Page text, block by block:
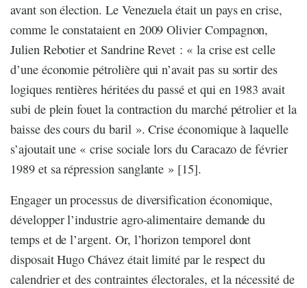
avant son élection. Le Venezuela était un pays en crise,
comme le constataient en 2009 Olivier Compagnon,
Julien Rebotier et Sandrine Revet : « la crise est celle
d’une économie pétrolière qui n’avait pas su sortir des
logiques rentières héritées du passé et qui en 1983 avait
subi de plein fouet la contraction du marché pétrolier et la
baisse des cours du baril ». Crise économique à laquelle
s’ajoutait une « crise sociale lors du Caracazo de février
1989 et sa répression sanglante » [15].
Engager un processus de diversification économique,
développer l’industrie agro-alimentaire demande du
temps et de l’argent. Or, l’horizon temporel dont
disposait Hugo Chávez était limité par le respect du
calendrier et des contraintes électorales, et la nécessité de